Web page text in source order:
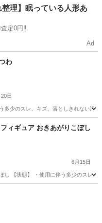
整理】眠っている人形あ
定0円‼️
Ad
わ
日
多少のスレ、キズ、落としきれない
ィギュア おきあがりこぼし
6月15日
し 【状態】 ・使用に伴う多少のスレ
こぼし